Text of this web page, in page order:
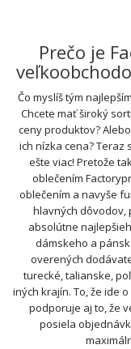
Prečo je
Čo myslíš tým
Chcete mať široký
ceny produktov?
ich nízka cena? Teraz
ešte viac! Pretože
oblečením
oblečením a navyše
hlavných dôvodov,
absolútne
dámskeho a
overených
turecké, talianske,
iných krajín. To, že ide
podporuje aj to, že
posiela